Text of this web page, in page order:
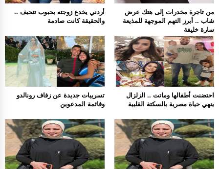
أردني يخدع زوجته بحبوب تنحيف ..
والحقيقة كانت صادمة
من تاجرة مخدرات إلى هتك عرض
شاب .. أبرز التهم الموجهة للمذيعة
سارة خليفة
تسريبات جديدة عن زفاف رونالدو
وقائمة المدعوين
احتضنت أطفالها وماتت .. الزلزال
ينهي حياة مصرية بالسكتة القلبية